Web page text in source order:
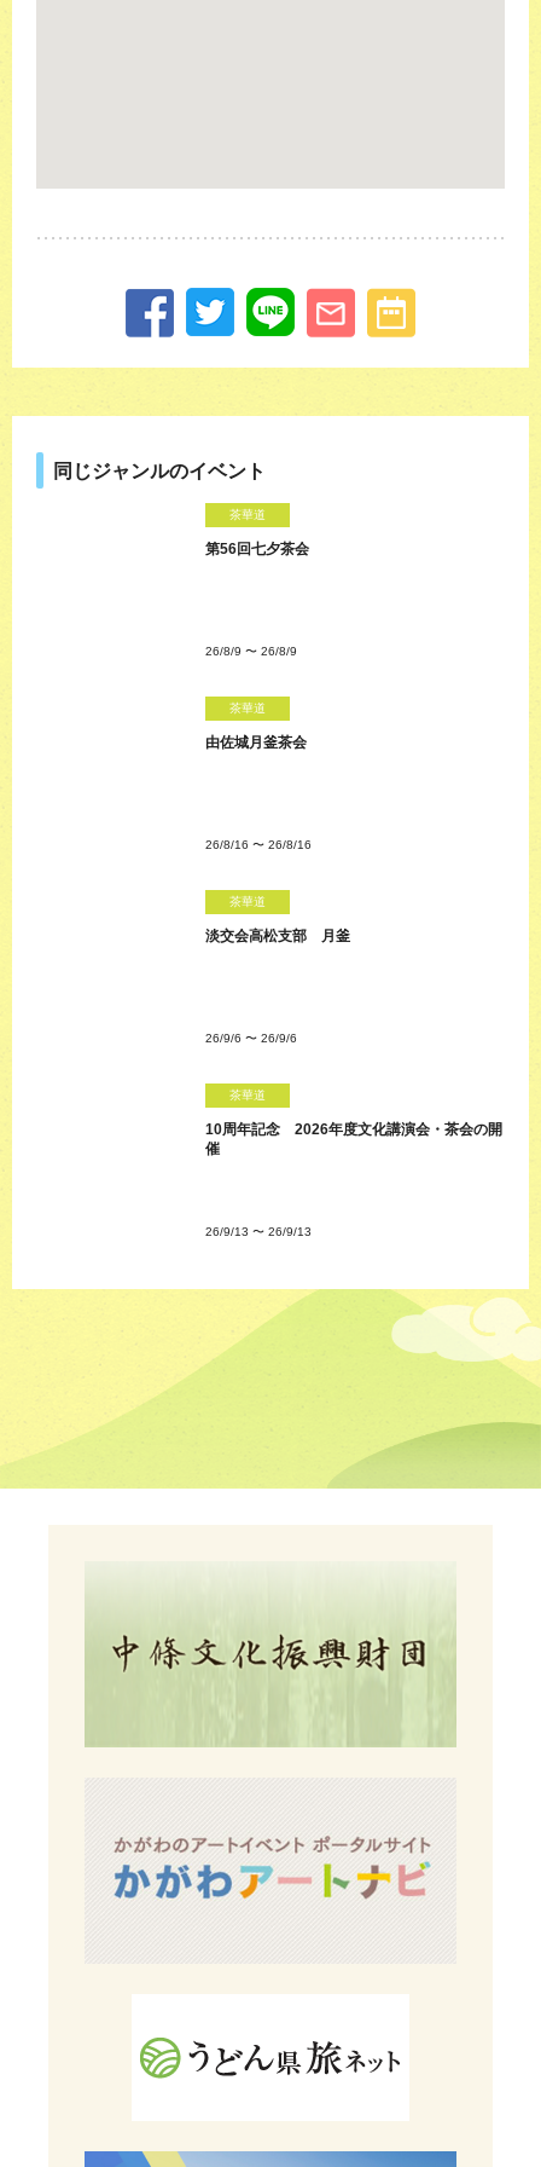
同じジャンルのイベント
茶華道
第56回七夕茶会
26/8/9 〜 26/8/9
茶華道
由佐城月釜茶会
26/8/16 〜 26/8/16
茶華道
淡交会高松支部 月釜
26/9/6 〜 26/9/6
茶華道
10周年記念 2026年度文化講演会・茶会の開
催
26/9/13 〜 26/9/13